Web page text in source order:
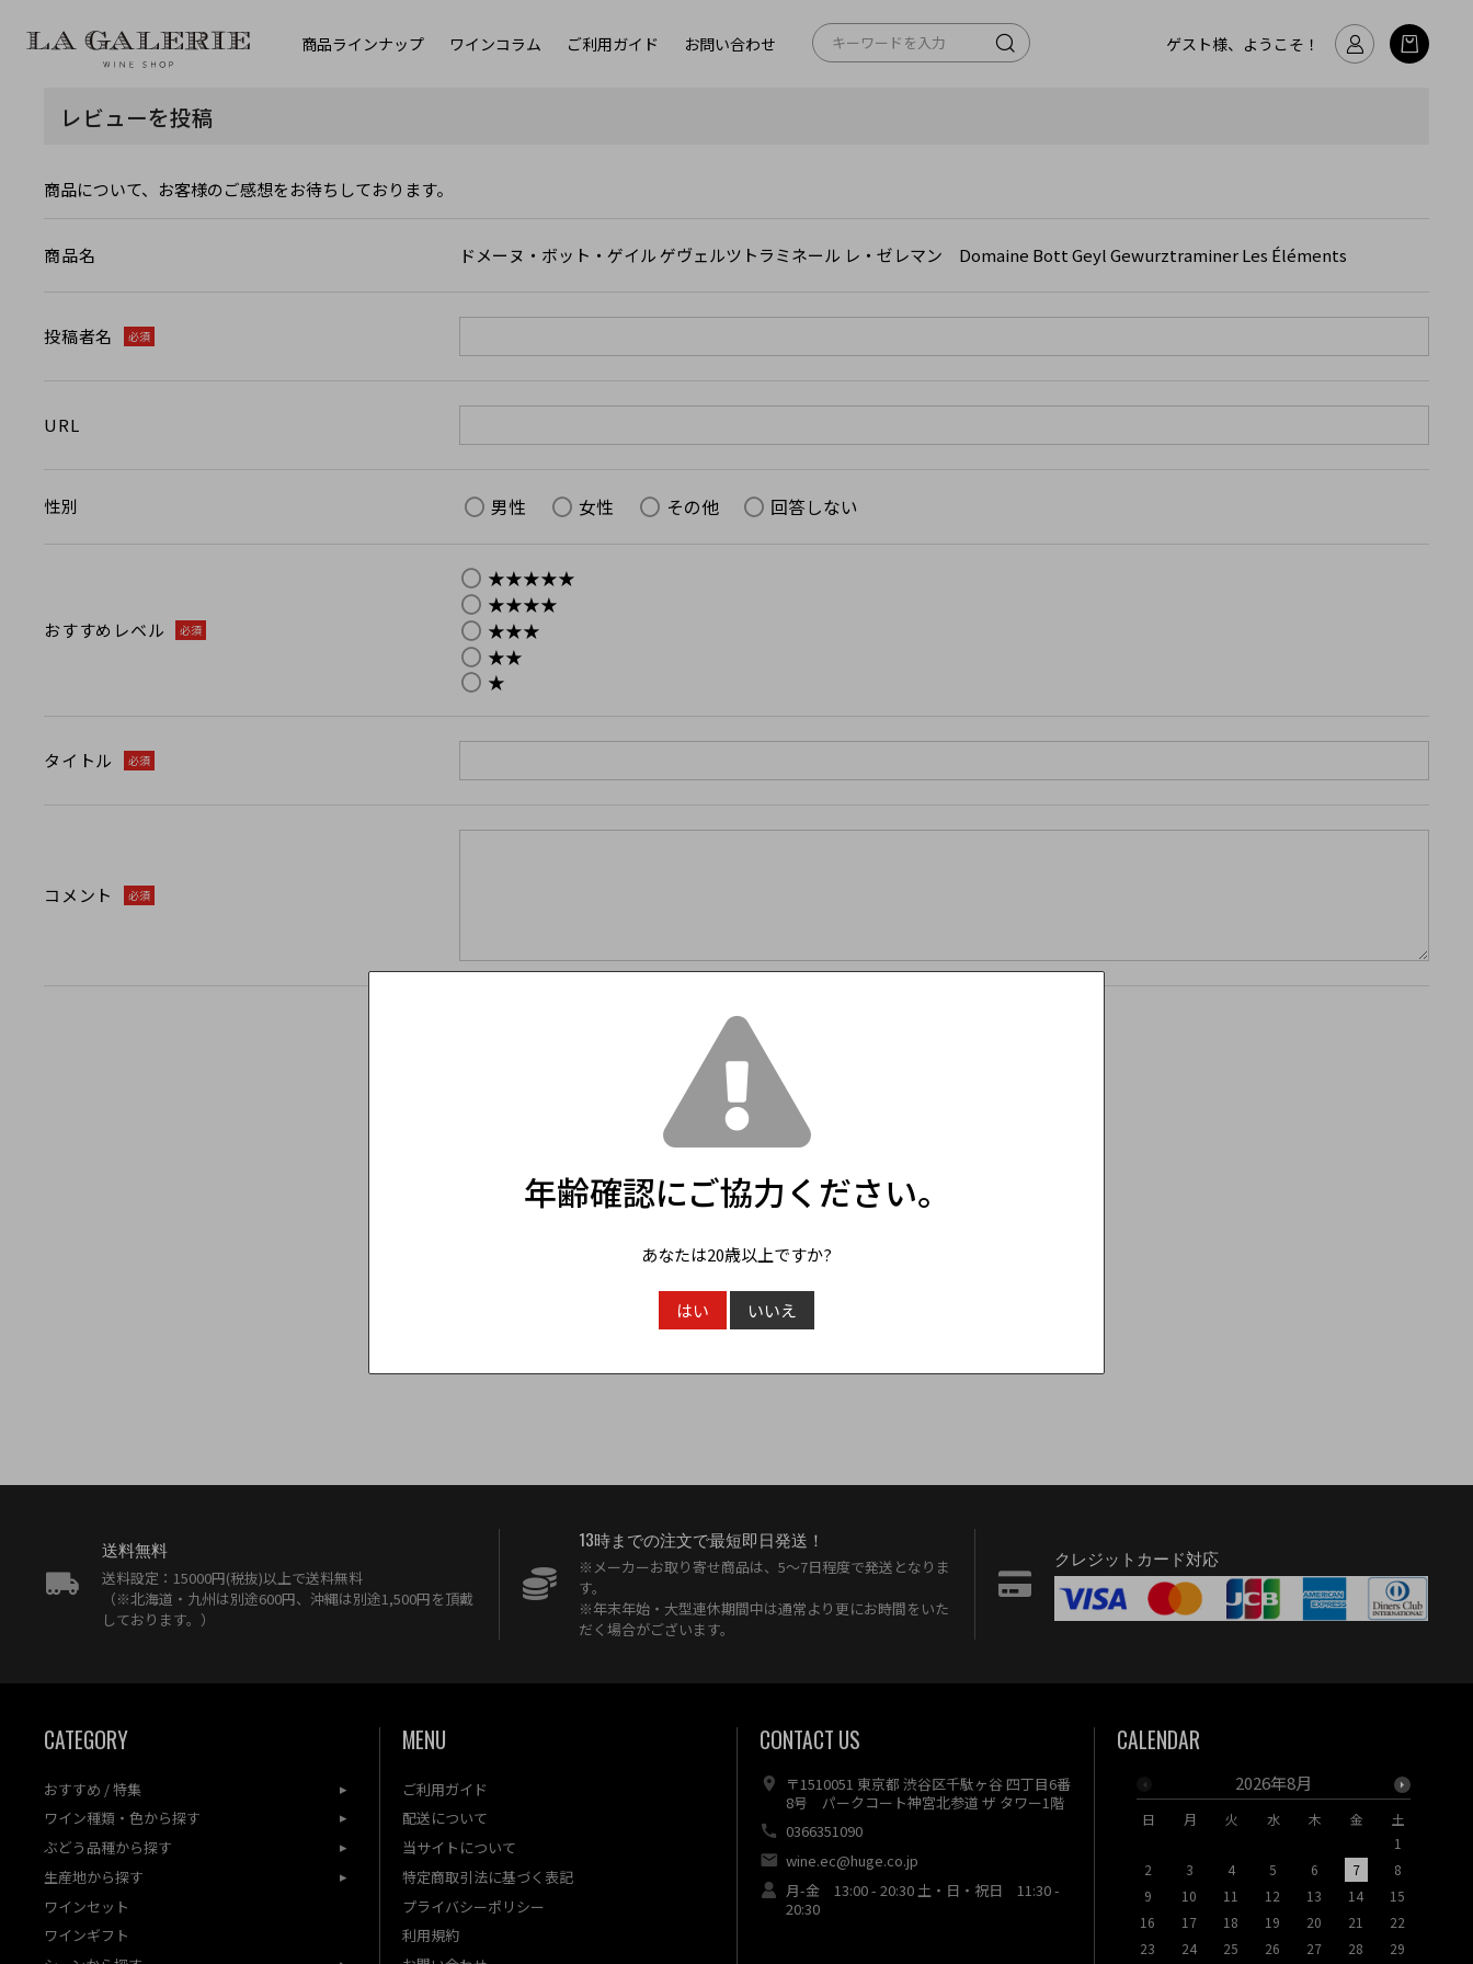
商品ラインナップ ワインコラム ご利用ガイド お問い合わせ ゲスト様、ようこそ！
レビューを投稿
商品について、お客様のご感想をお待ちしております。
商品名 ドメーヌ・ボット・ゲイル ゲヴェルツトラミネール レ・ゼレマン Domaine Bott Geyl Gewurztraminer Les Éléments
投稿者名 必須
URL
性別 男性 女性 その他 回答しない
おすすめレベル 必須
★★★★★
★★★★
★★★
★★
★
タイトル 必須
コメント 必須
確認ページへ
戻る
送料無料
送料設定：15000円(税抜)以上で送料無料
（※北海道・九州は別途600円、沖縄は別途1,500円を頂戴
しております。）
13時までの注文で最短即日発送！
※メーカーお取り寄せ商品は、5〜7日程度で発送となりま
す。
※年末年始・大型連休期間中は通常より更にお時間をいた
だく場合がございます。
クレジットカード対応
CATEGORY
おすすめ / 特集
ワイン種類・色から探す
ぶどう品種から探す
生産地から探す
ワインセット
ワインギフト
MENU
ご利用ガイド
配送について
当サイトについて
特定商取引法に基づく表記
プライバシーポリシー
利用規約
CONTACT US
〒1510051 東京都 渋谷区千駄ヶ谷 四丁目6番
8号 パークコート神宮北参道 ザ タワー1階
0366351090
wine.ec@huge.co.jp
月-金 13:00 - 20:30 土・日・祝日 11:30 -
20:30
CALENDAR
2026年8月
日 月 火 水 木 金
土
1
2
3 4 5 6 7
8
9
10 11 12 13 14
15
16
17 18 19 20 21
22
23
24 25 26 27 28 29
年齢確認にご協力ください。
あなたは20歳以上ですか?
はい いいえ